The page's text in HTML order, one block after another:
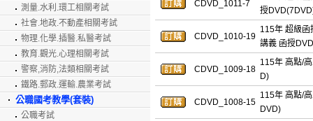
測量.水利.環工相關考試
社會.地政.不動產相關考試
物理.化學.插醫.私醫考試
教育.觀光.心理相關考試
警察,消防,法類相關考試
鐵路.郵政.運輸.農業考試
公職國考教學(套裝)
公職考試
CDVD_1011-7
授
CDVD_1010-19
115年 超級函
講義 函授
CDVD_1009-18
115年 高點/
D)
CDVD_1008-15
115年 高點/
DVD)